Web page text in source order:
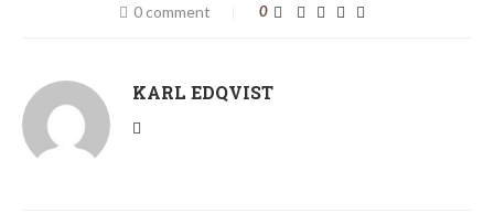
0 comment 0
KARL EDQVIST